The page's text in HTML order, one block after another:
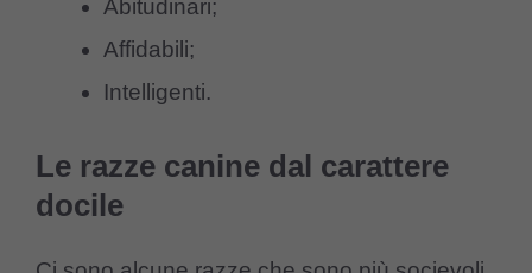
Abitudinari;
Affidabili;
Intelligenti.
Le razze canine dal carattere
docile